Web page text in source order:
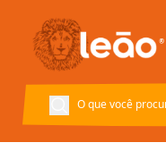
Voltar à página inicial